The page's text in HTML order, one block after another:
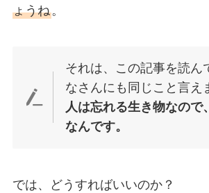
ょうね。
それは、この記事を読ん
なさんにも同じこと言え
人は忘れる生き物なので
なんです。
では、どうすればいいのか？